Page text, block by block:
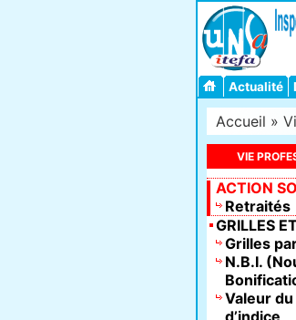
Actualité
Accueil »
VIE
ACTION
Retraités
GRILLES
Grilles
N.B.I.
Valeur
d’indice